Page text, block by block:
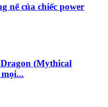
nể của chiếc power
(Mythical